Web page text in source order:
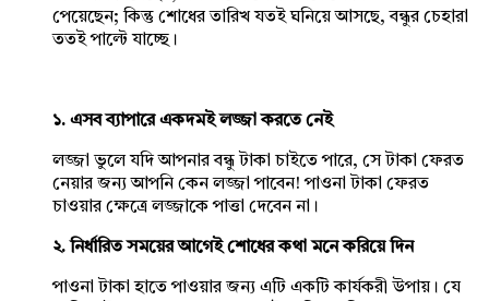
পেয়েছেন; কিন্তু শোধের তারিখ যতই ঘনিয়ে আসছে, বন্ধুর চেহারা
ততই পাল্টে যাচ্ছে।
১. এসব ব্যাপারে একদমই লজ্জা করতে নেই
লজ্জা ভুলে যদি আপনার বন্ধু টাকা চাইতে পারে, সে টাকা ফেরত
নেয়ার জন্য আপনি কেন লজ্জা পাবেন! পাওনা টাকা ফেরত
চাওয়ার ক্ষেত্রে লজ্জাকে পাত্তা দেবেন না।
২. নির্ধারিত সময়ের আগেই শোধের কথা মনে করিয়ে দিন
পাওনা টাকা হাতে পাওয়ার জন্য এটি একটি কার্যকরী উপায়। যে